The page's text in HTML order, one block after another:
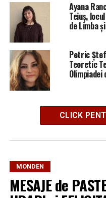
Ayana
Teiuș,
de Limba
Petric
Teoretic
Olimpiadei
CLICK
MONDEN
MESAJE de